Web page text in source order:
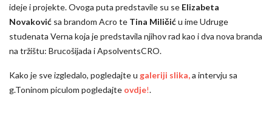
ideje i projekte. Ovoga puta predstavile su se Elizabeta
Novaković sa brandom Acro te Tina Miličiću ime Udruge
studenata Verna koja je predstavila njihov rad kao i dva nova branda
na tržištu: Brucošijada i ApsolventsCRO.
Kako je sve izgledalo, pogledajte u galeriji slika,a intervju sa
g.Toninom piculom pogledajte ovdje!.